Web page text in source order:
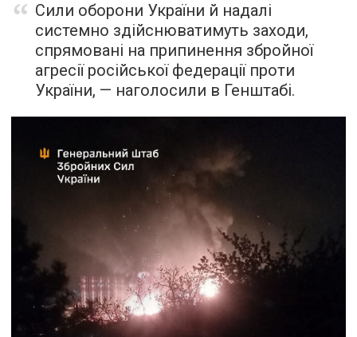
Сили оборони України й надалі
системно здійснюватимуть заходи,
спрямовані на припинення збройної
агресії російської федерації проти
України, — наголосили в Генштабі.